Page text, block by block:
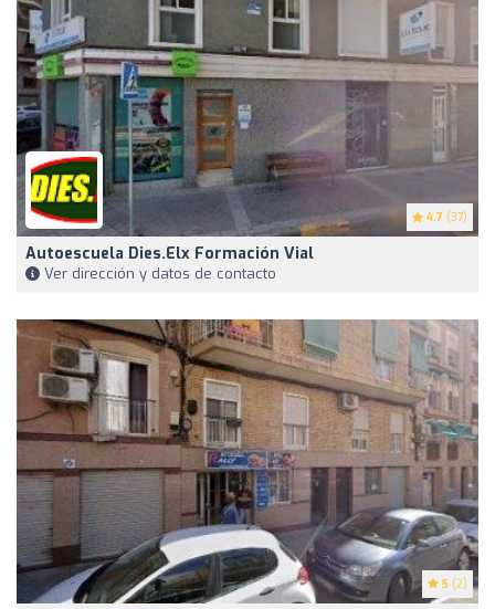
4.7 (37)
Autoescuela Dies.elx Formación Vial
Ver dirección y datos de contacto
5 (2)